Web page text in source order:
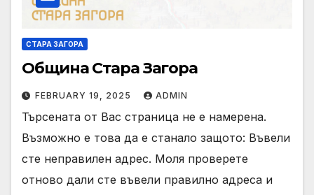
СТАРА ЗАГОРА
Община Стара Загора
FEBRUARY 19, 2025 ADMIN
Търсената от Вас страница не е намерена.
Възможно е това да е станало защото: Въвели
сте неправилен адрес. Моля проверете
отново дали сте въвели правилно адреса и